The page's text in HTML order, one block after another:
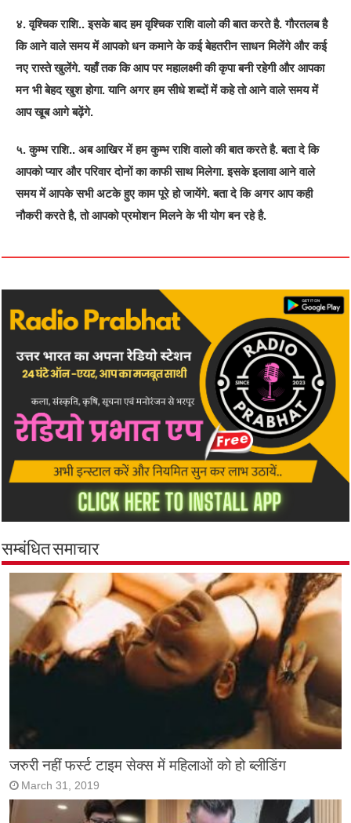
४. वृश्चिक राशि.. इसके बाद हम वृश्चिक राशि वालो की बात करते है. गौरतलब है
कि आने वाले समय में आपको धन कमाने के कई बेहतरीन साधन मिलेंगे और कई
नए रास्ते खुलेंगे. यहाँ तक कि आप पर महालक्ष्मी की कृपा बनी रहेगी और आपका
मन भी बेहद खुश होगा. यानि अगर हम सीधे शब्दों में कहे तो आने वाले समय में
आप खूब आगे बढ़ेंगे.
५. कुम्भ राशि.. अब आखिर में हम कुम्भ राशि वालो की बात करते है. बता दे कि
आपको प्यार और परिवार दोनों का काफी साथ मिलेगा. इसके इलावा आने वाले
समय में आपके सभी अटके हुए काम पूरे हो जायेंगे. बता दे कि अगर आप कही
नौकरी करते है, तो आपको प्रमोशन मिलने के भी योग बन रहे है.
सम्बंधित समाचार
जरुरी नहीं फर्स्ट टाइम सेक्स में महिलाओं को हो ब्लीडिंग
March 31, 2019